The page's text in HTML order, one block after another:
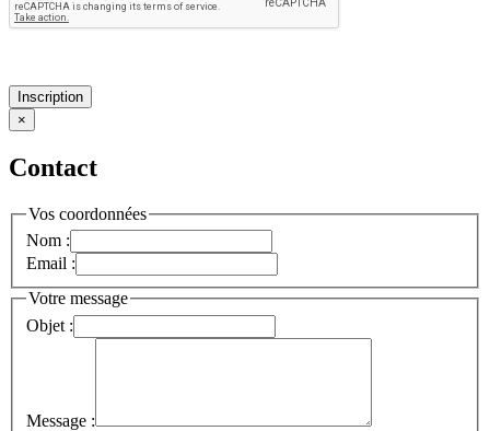
Inscription
×
Contact
Vos coordonnées
Nom :
Email :
Votre message
Objet :
Message :